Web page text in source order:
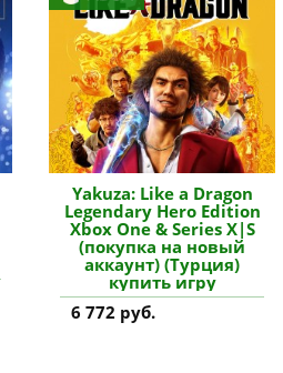
Yakuza: Like a Dragon
Legendary Hero Edition
Xbox One & Series X|S
(покупка на новый
аккаунт) (Турция)
купить игру
6 772 руб.